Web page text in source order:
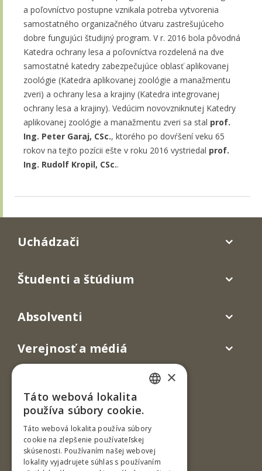
a poľovníctvo postupne vznikala potreba vytvorenia
samostatného organizačného útvaru zastrešujúceho
dobre fungujúci študijný program. V r. 2016 bola pôvodná
Katedra ochrany lesa a poľovníctva rozdelená na dve
samostatné katedry zabezpečujúce oblasť aplikovanej
zoológie (Katedra aplikovanej zoológie a manažmentu
zveri) a ochrany lesa a krajiny (Katedra integrovanej
ochrany lesa a krajiny). Vedúcim novovzniknutej Katedry
aplikovanej zoológie a manažmentu zveri sa stal prof.
Ing. Peter Garaj, CSc., ktorého po dovŕšení veku 65
rokov na tejto pozícii ešte v roku 2016 vystriedal prof.
Ing. Rudolf Kropil, CSc..
Ul. T. G. Masaryka 24
Uchádzači
Študenti a štúdium
Absolventi
Verejnosť a médiá
×
Táto webová lokalita
používa súbory cookie.
Táto webová lokalita používa súbory
cookie na zlepšenie používateľskej
skúsenosti. Používaním našej webovej
lokality vyjadrujete súhlas s používaním